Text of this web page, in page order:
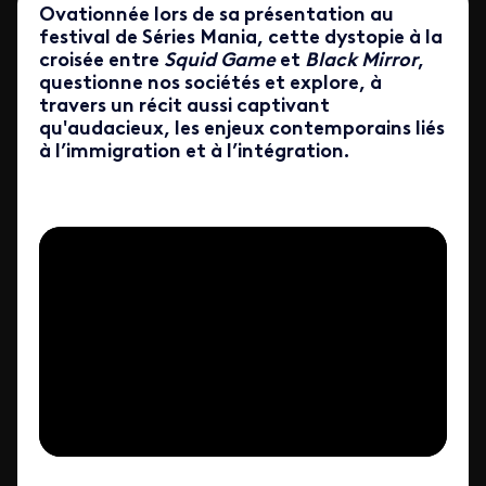
Ovationnée lors de sa présentation au
festival de Séries Mania, cette dystopie à la
croisée entre Squid Gameet Black Mirror,
questionne nos sociétés et explore, à
travers un récit aussi captivant
qu'audacieux, les enjeux contemporains liés
à l’immigration et à l’intégration.